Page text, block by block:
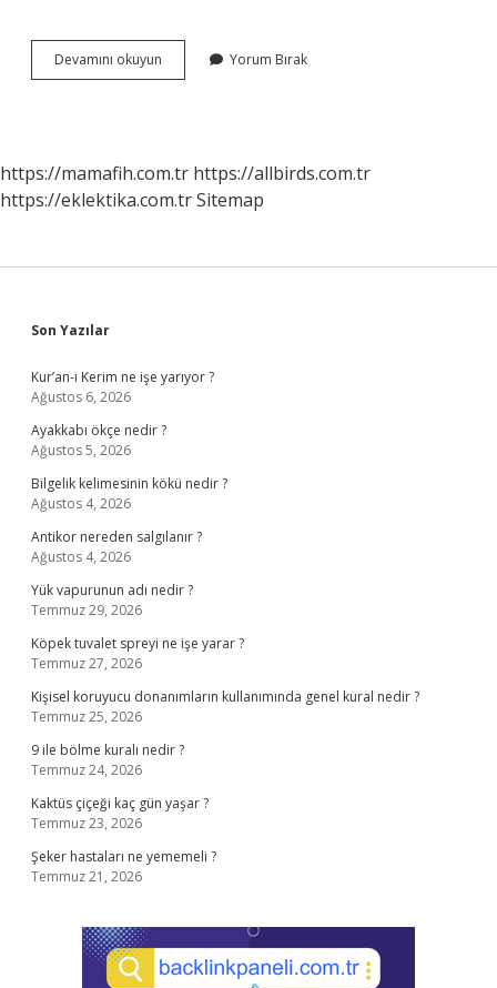
Devamını okuyun
Beyin
Yorum Bırak
https://mamafih.com.tr https://allbirds.com.tr
https://eklektika.com.trSitemap
Sidebar
Son Yazılar
Kur’an-ı Kerim ne işe yarıyor ?
Ağustos 6, 2026
Ayakkabı ökçe nedir ?
Ağustos 5, 2026
Bilgelik kelimesinin kökü nedir ?
Ağustos 4, 2026
Antikor nereden salgılanır ?
Ağustos 4, 2026
Yük vapurunun adı nedir ?
Temmuz 29, 2026
Köpek tuvalet spreyi ne işe yarar ?
Temmuz 27, 2026
Kişisel koruyucu donanımların kullanımında genel kural nedir ?
Temmuz 25, 2026
9 ile bölme kuralı nedir ?
Temmuz 24, 2026
Kaktüs çiçeği kaç gün yaşar ?
Temmuz 23, 2026
Şeker hastaları ne yememeli ?
Temmuz 21, 2026